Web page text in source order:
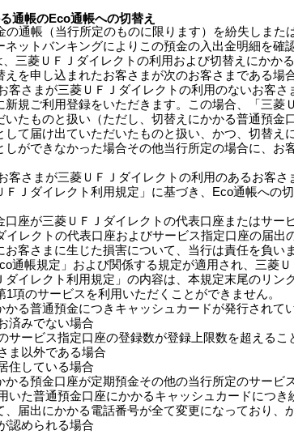
通帳のEco通帳への切替え
の通帳（当行所定のものに限ります）を紛失しま
ネットバンキングによりこの預金の入出金明細を
三菱ＵＦＪダイレクトの利用および切替えにか
を申し込まれたお客さまが次のお客さまである場
さまが三菱ＵＦＪダイレクトの利用のないお客さ
新規ご利用登録をいただきます。この場合、「三
いたものと扱い（ただし、切替えにかかる普通預
して届け出ていただいたものと扱い、かつ、切替
しができなかった場合その他当行所定の場合に、
さまが三菱ＵＦＪダイレクトの利用のあるお客
ＦＪダイレクト利用規定」に基づき、Eco通帳への
座が三菱ＵＦＪダイレクトの代表口座またはサー
イレクトの代表口座およびサービス指定口座の届
客さまに生じた損害について、当行は責任を負いま
通帳規定」および関係する規定が適用され、三菱
イレクト利用規定」の内容は、本規定末尾のリン
項のサービスを利用いただくことができません。
る普通預金につきキャッシュカードが発行されて
済みでない場合
ービス指定口座の登録数が登録上限数を超えるこ
ま以外である場合
住している場合
る預金口座が定期預金その他の当行所定のサービ
た普通預金口座にかかるキャッシュカードにつ
、届出にかかる電話番号が全て変更になっており
認められる場合